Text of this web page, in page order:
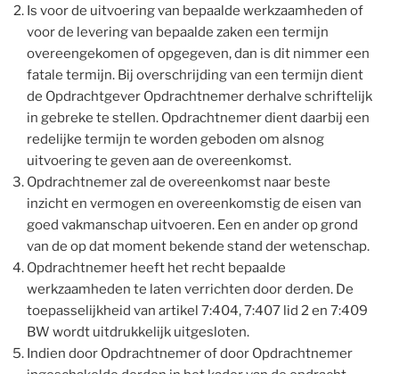
Is voor de uitvoering van bepaalde werkzaamheden of
voor de levering van bepaalde zaken een termijn
overeengekomen of opgegeven, dan is dit nimmer een
fatale termijn. Bij overschrijding van een termijn dient
de Opdrachtgever Opdrachtnemer derhalve schriftelijk
in gebreke te stellen. Opdrachtnemer dient daarbij een
redelijke termijn te worden geboden om alsnog
uitvoering te geven aan de overeenkomst.
Opdrachtnemer zal de overeenkomst naar beste
inzicht en vermogen en overeenkomstig de eisen van
goed vakmanschap uitvoeren. Een en ander op grond
van de op dat moment bekende stand der wetenschap.
Opdrachtnemer heeft het recht bepaalde
werkzaamheden te laten verrichten door derden. De
toepasselijkheid van artikel 7:404, 7:407 lid 2 en 7:409
BW wordt uitdrukkelijk uitgesloten.
Indien door Opdrachtnemer of door Opdrachtnemer